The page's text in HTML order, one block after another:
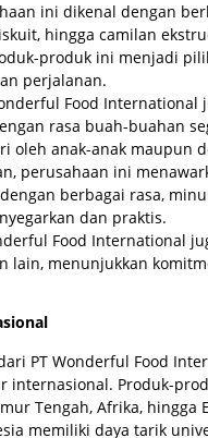
ini dikenal dengan
hingga camilan
produk ini menjadi
perjalanan.
Food
rasa buah-buahan
oleh anak-anak maupun
perusahaan ini
berbagai rasa,
dan praktis.
Food International
lain, menunjukkan
PT Wonderful Food
internasional. Produk-
Tengah, Afrika, hingga
memiliki daya tarik